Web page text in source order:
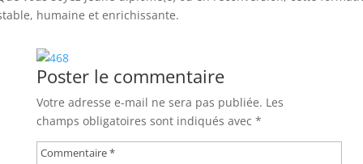
humaine et enrichissante.
Poster le commentaire
Votre adresse e-mail ne sera pas publiée. Les
champs obligatoires sont indiqués avec *